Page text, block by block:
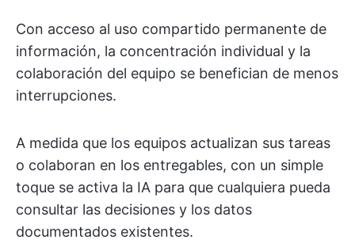
Con acceso al uso compartido permanente de
información, la concentración individual y la
colaboración del equipo se benefician de menos
interrupciones.
A medida que los equipos actualizan sus tareas
o colaboran en los entregables, con un simple
toque se activa la IA para que cualquiera pueda
consultar las decisiones y los datos
documentados existentes.